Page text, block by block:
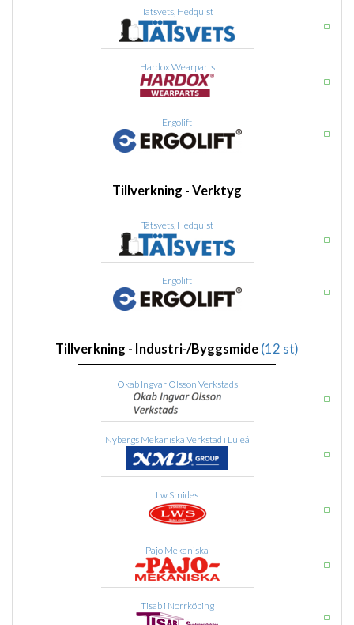
Tätsvets, Hedquist
Hardox Wearparts
Ergolift
Tillverkning - Verktyg
Tätsvets, Hedquist
Ergolift
Tillverkning - Industri-/Byggsmide (12 st)
Okab Ingvar Olsson Verkstads
Nybergs Mekaniska Verkstad i Luleå
Lw Smides
Pajo Mekaniska
Tisab i Norrköping